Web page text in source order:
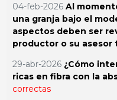
04-feb-2026 Al
una granja bajo el
aspectos deben ser
productor o su asesor
29-abr-2026 ¿Cómo
ricas en fibra con la
correctas